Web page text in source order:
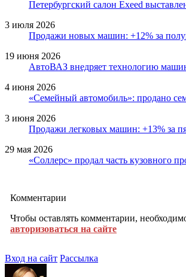
Петербургский салон Exeed
3 июля 2026
Продажи новых машин: +12% за
19 июня 2026
АвтоВАЗ внедряет технологию
4 июня 2026
«Семейный автомобиль»: продано
3 июня 2026
Продажи легковых машин: +13% за
29 мая 2026
«Соллерс» продал часть кузовного
Комментарии
Чтобы оставлять комментарии,
авторизоваться на сайте
Вход на сайт Рассылка